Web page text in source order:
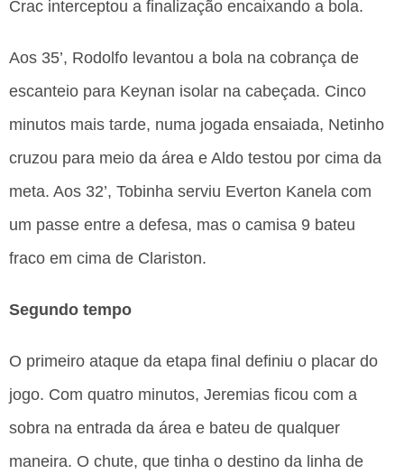
Crac interceptou a finalização encaixando a bola.
Aos 35’, Rodolfo levantou a bola na cobrança de
escanteio para Keynan isolar na cabeçada. Cinco
minutos mais tarde, numa jogada ensaiada, Netinho
cruzou para meio da área e Aldo testou por cima da
meta. Aos 32’, Tobinha serviu Everton Kanela com
um passe entre a defesa, mas o camisa 9 bateu
fraco em cima de Clariston.
Segundo tempo
O primeiro ataque da etapa final definiu o placar do
jogo. Com quatro minutos, Jeremias ficou com a
sobra na entrada da área e bateu de qualquer
maneira. O chute, que tinha o destino da linha de